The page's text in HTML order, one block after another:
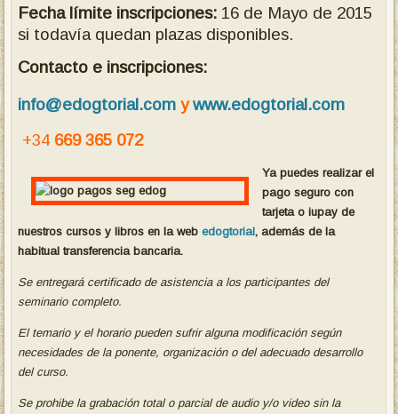
Fecha límite inscripciones: 16 de Mayo de 2015
si todavía quedan plazas disponibles.
Contacto e inscripciones:
info@edogtorial.com ywww.edogtorial.com
+34 669 365 072
Ya puedes realizar el
pago seguro con
tarjeta o iupay de
nuestros cursos y libros en la web edogtorial, además de la
habitual transferencia bancaria.
Se entregará certificado de asistencia a los participantes del
seminario completo.
El temario y el horario pueden sufrir alguna modificación según
necesidades de la ponente, organización o del adecuado desarrollo
del curso.
Se prohibe la grabación total o parcial de audio y/o video sin la